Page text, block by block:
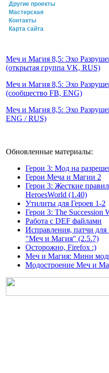
Другие проекты
Мастерская
Контакты
Карта сайта
Меч и Магия 8,5: Эхо
(открытая группа VK, RUS)
Меч и Магия 8,5: Эхо
(сообщество FB, ENG)
Меч и Магия 8,5: Эхо
ENG / RUS)
Обновленные материалы:
Герои 3: Мод на
Герои Меча и Магии 2
Герои 3: Жесткие
HeroesWorld (1.40)
Утилиты для Героев 1-2
Герои 3: The Succession
Работа с DEF файлами
Исправления, патчи
"Меч и Магия" (2.5.7)
Осторожно, Firefox :)
Меч и Магия: Мини
Модостроение Mеч и